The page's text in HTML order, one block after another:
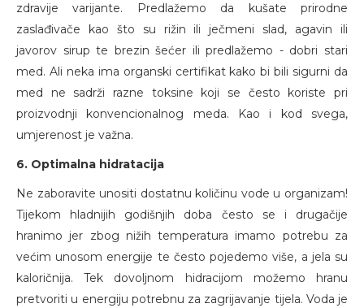
zdravije varijante. Predlažemo da kušate prirodne
zaslađivače kao što su rižin ili ječmeni slad, agavin ili
javorov sirup te brezin šećer ili predlažemo - dobri stari
med. Ali neka ima organski certifikat kako bi bili sigurni da
med ne sadrži razne toksine koji se često koriste pri
proizvodnji konvencionalnog meda. Kao i kod svega,
umjerenost je važna.
6. Optimalna hidratacija
Ne zaboravite unositi dostatnu količinu vode u organizam!
Tijekom hladnijih godišnjih doba često se i drugačije
hranimo jer zbog nižih temperatura imamo potrebu za
većim unosom energije te često pojedemo više, a jela su
kaloričnija. Tek dovoljnom hidracijom možemo hranu
pretvoriti u energiju potrebnu za zagrijavanje tijela. Voda je